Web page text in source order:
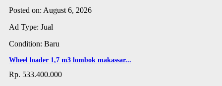
Posted on: August 6, 2026
Ad Type: Jual
Condition: Baru
Wheel loader 1,7 m3 lombok makassar...
Rp. 533.400.000